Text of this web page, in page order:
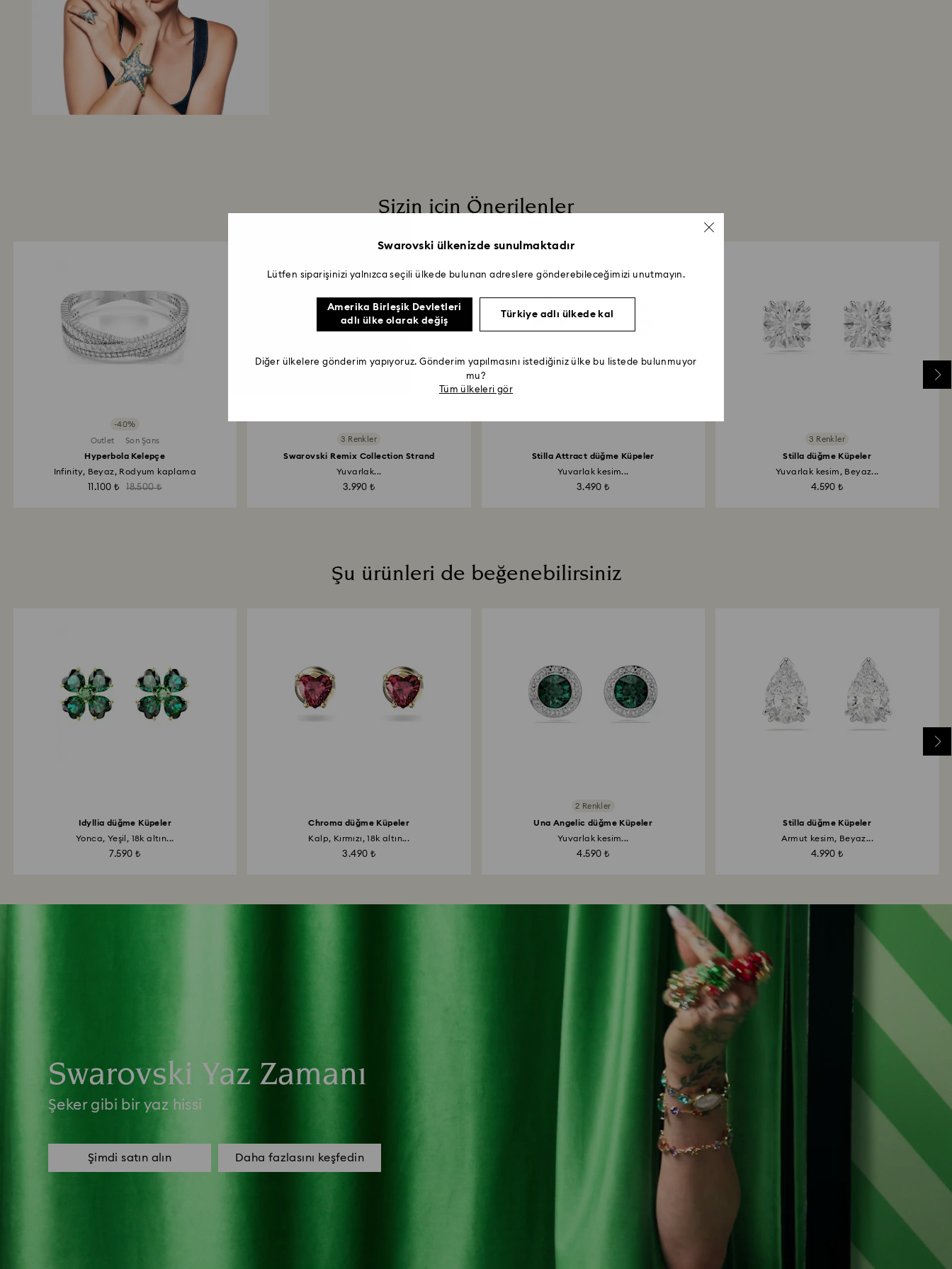
Sizin için Önerilenler
-40%
Outlet Son Şans
Hyperbola Kelepçe
Infinity, Beyaz, Rodyum kaplama
11.100 ₺ 18.500 ₺
3 Renkler
Swarovski Remix Collection Strand
Yuvarlak...
3.990 ₺
Stilla Attract düğme Küpeler
Yuvarlak kesim...
3.490 ₺
3 Renkler
Stilla düğme Küpeler
Yuvarlak kesim, Beyaz...
4.590 ₺
Şu ürünleri de beğenebilirsiniz
Idyllia düğme Küpeler
Yonca, Yeşil, 18k altın...
7.590 ₺
Chroma düğme Küpeler
Kalp, Kırmızı, 18k altın...
3.490 ₺
2 Renkler
Una Angelic düğme Küpeler
Yuvarlak kesim...
4.590 ₺
Stilla düğme Küpeler
Armut kesim, Beyaz...
4.990 ₺
Swarovski Yaz Zamanı
Şeker gibi bir yaz hissi
Şimdi satın alın Daha fazlasını keşfedin
Swarovski ülkenizde sunulmaktadır
Lütfen siparişinizi yalnızca seçili ülkede bulunan adreslere gönderebileceğimizi unutmayın.
Amerika Birleşik Devletleri
adlı ülke olarak değiş
Türkiye adlı ülkede kal
Diğer ülkelere gönderim yapıyoruz. Gönderim yapılmasını istediğiniz ülke bu listede bulunmuyor
mu?
Tüm ülkeleri gör